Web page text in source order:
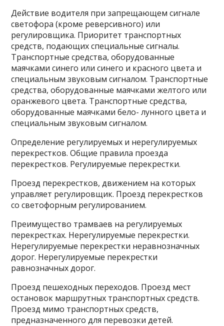
Действие водителя при запрещающем сигнале
светофора (кроме реверсивного) или
регулировщика. Приоритет транспортных
средств, подающих специальные сигналы.
Транспортные средства, оборудованные
маячками синего или синего и красного цвета и
специальным звуковым сигналом. Транспортные
средства, оборудованные маячками желтого или
оранжевого цвета. Транспортные средства,
оборудованные маячками бело- лунного цвета и
специальным звуковым сигналом.
Определение регулируемых и нерегулируемых
перекрестков. Общие правила проезда
перекрестков. Регулируемые перекрестки.
Проезд перекрестков, движением на которых
управляет регулировщик. Проезд перекрестков
со светофорным регулированием.
Преимущество трамваев на регулируемых
перекрестках. Нерегулируемые перекрестки.
Нерегулируемые перекрестки неравнозначных
дорог. Нерегулируемые перекрестки
равнозначных дорог.
Проезд пешеходных переходов. Проезд мест
остановок маршрутных транспортных средств.
Проезд мимо транспортных средств,
предназначенного для перевозки детей.